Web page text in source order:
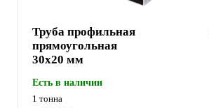
Труба профильная
прямоугольная
30х20 мм
Есть в наличии
1 тонна